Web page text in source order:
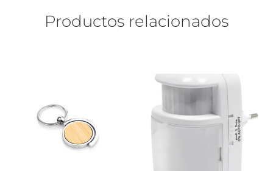
Productos relacionados